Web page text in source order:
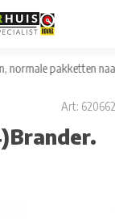
normale pakketten
Art: